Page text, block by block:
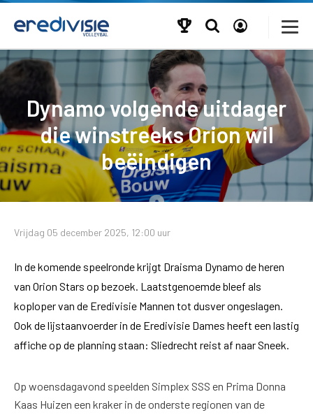
Dynamo volgende uitdager
die winstreeks Orion wil
beëindigen
Vrijdag 05 december 2025, 12:00 uur
In de komende speelronde krijgt Draisma Dynamo de heren
van Orion Stars op bezoek. Laatstgenoemde bleef als
koploper van de Eredivisie Mannen tot dusver ongeslagen.
Ook de lijstaanvoerder in de Eredivisie Dames heeft een lastig
affiche op de planning staan: Sliedrecht reist af naar Sneek.
Op woensdagavond speelden Simplex SSS en Prima Donna
Kaas Huizen een kraker in de onderste regionen van de